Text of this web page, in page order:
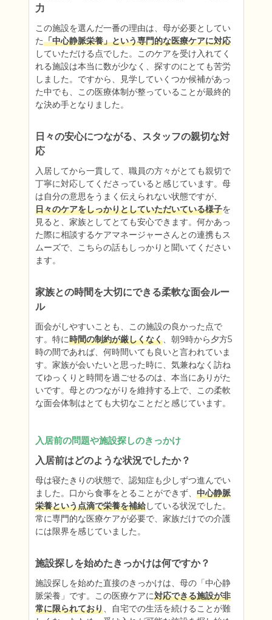
力
この施設を選んだ一番の理由は、母が必要としてい
た「中心静脈栄養」という専門的な医療ケアに対応
していただける点でした。このケアを受け入れてく
れる施設は本当に数が少なく、探すのにとても苦労
しました。ですから、見学していくつか候補があっ
た中でも、この医療体制が整っていることが最終的
な決め手となりました。
日々の安心につながる、スタッフの親切な対
応
入居してから一貫して、職員の方々がとても親切で
丁寧に対応してくださっていると感じています。母
は自分の意思をうまく伝えられない状態ですが、
日々のケアをしっかりとしていただいている様子を
見ると、家族としてとても安心できます。何かあっ
た際に相談するケアマネージャーさんとの連携もス
ムーズで、こちらの話もしっかりと聞いてください
ます。
家族との時間を大切にできる柔軟な面会ルー
ル
面会がしやすいことも、この施設の良かった点で
す。特に時間の制約が厳しくなく、朝9時から夕方5
時の間であれば、何時間いても良いと言われていま
す。家族が会いたいと思った時に、気兼ねなく訪ね
てゆっくりと時間を過ごせるのは、本当にありがた
いです。母とのつながりを維持する上で、この柔軟
な面会体制はとても大切なことだと感じています。
入居前の問題や施設探しのきっかけ
入居前はどのような状況でしたか？
母は寝たきりの状態で、認知症も少しずつ進んでい
ました。口から食事をとることができず、 中心静脈
栄養という点滴で栄養を補給している状況でした。
常に専門的な医療ケアが必要で、家族だけでの介護
には限界を感じていました。
施設探しを始めたきっかけは何ですか？
施設探しを始めた直接のきっかけは、母の「中心静
脈栄養」です。この医療ケアに対応できる施設が非
常に限られており、自宅での生活を続けることが難